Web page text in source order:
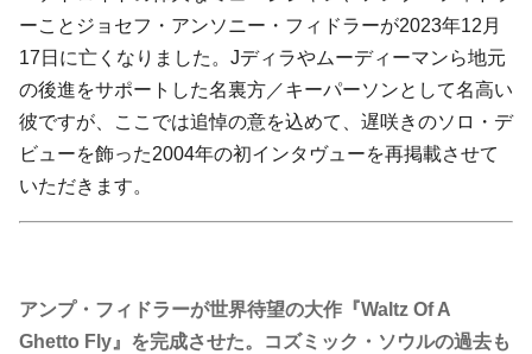
ーことジョセフ・アンソニー・フィドラーが2023年12月
17日に亡くなりました。Jディラやムーディーマンら地元
の後進をサポートした名裏方／キーパーソンとして名高い
彼ですが、ここでは追悼の意を込めて、遅咲きのソロ・デ
ビューを飾った2004年の初インタヴューを再掲載させて
いただきます。
アンプ・フィドラーが世界待望の大作『Waltz Of A
Ghetto Fly』を完成させた。コズミック・ソウルの過去も